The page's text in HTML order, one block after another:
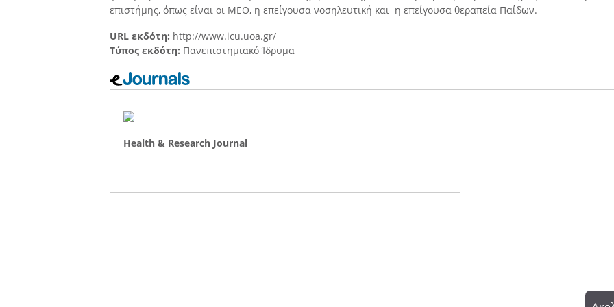
επιστήμης, όπως είναι οι ΜΕΘ, η επείγουσα νοσηλευτική και η επείγουσα θεραπεία Παίδων.
URL εκδότη: http://www.icu.uoa.gr/
Τύπος εκδότη: Πανεπιστημιακό Ίδρυμα
Health & Research Journal